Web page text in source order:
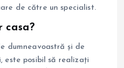
de către un specialist.
casa?
dumneavoastră și de
este posibil să realizați